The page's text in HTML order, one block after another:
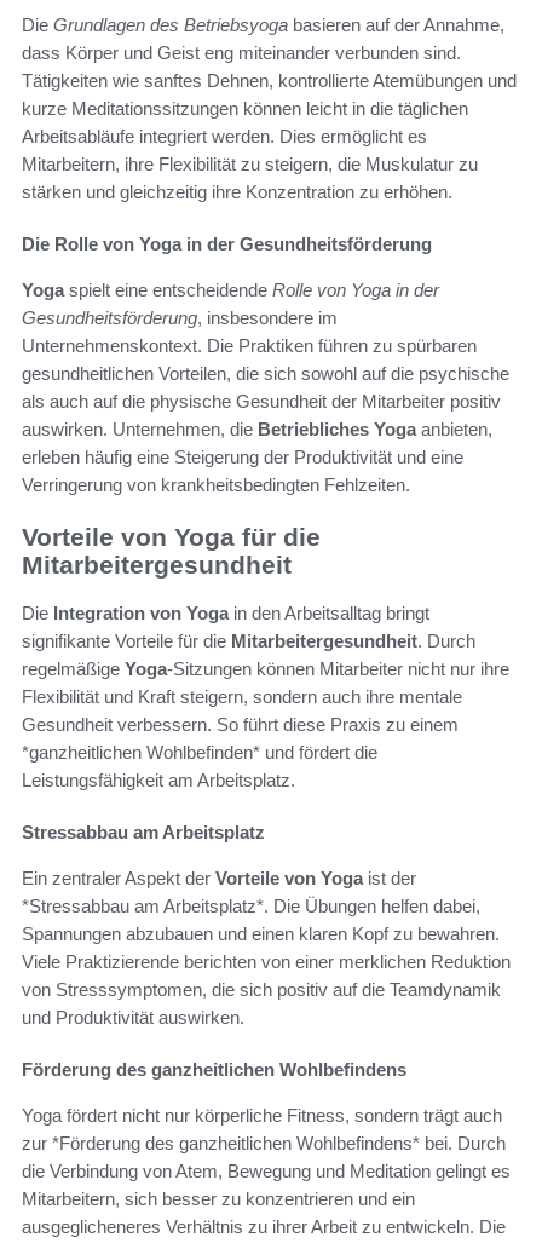
Die Grundlagen des Betriebsyoga basieren auf der Annahme,
dass Körper und Geist eng miteinander verbunden sind.
Tätigkeiten wie sanftes Dehnen, kontrollierte Atemübungen und
kurze Meditationssitzungen können leicht in die täglichen
Arbeitsabläufe integriert werden. Dies ermöglicht es
Mitarbeitern, ihre Flexibilität zu steigern, die Muskulatur zu
stärken und gleichzeitig ihre Konzentration zu erhöhen.
Die Rolle von Yoga in der Gesundheitsförderung
Yogaspielt eine entscheidende Rolle von Yoga in der
Gesundheitsförderung, insbesondere im
Unternehmenskontext. Die Praktiken führen zu spürbaren
gesundheitlichen Vorteilen, die sich sowohl auf die psychische
als auch auf die physische Gesundheit der Mitarbeiter positiv
auswirken. Unternehmen, die Betriebliches Yogaanbieten,
erleben häufig eine Steigerung der Produktivität und eine
Verringerung von krankheitsbedingten Fehlzeiten.
Vorteile von Yoga für die
Mitarbeitergesundheit
Die Integration von Yogain den Arbeitsalltag bringt
signifikante Vorteile für die Mitarbeitergesundheit. Durch
regelmäßige Yoga-Sitzungen können Mitarbeiter nicht nur ihre
Flexibilität und Kraft steigern, sondern auch ihre mentale
Gesundheit verbessern. So führt diese Praxis zu einem
*ganzheitlichen Wohlbefinden* und fördert die
Leistungsfähigkeit am Arbeitsplatz.
Stressabbau am Arbeitsplatz
Ein zentraler Aspekt der Vorteile von Yogaist der
*Stressabbau am Arbeitsplatz*. Die Übungen helfen dabei,
Spannungen abzubauen und einen klaren Kopf zu bewahren.
Viele Praktizierende berichten von einer merklichen Reduktion
von Stresssymptomen, die sich positiv auf die Teamdynamik
und Produktivität auswirken.
Förderung des ganzheitlichen Wohlbefindens
Yoga fördert nicht nur körperliche Fitness, sondern trägt auch
zur *Förderung des ganzheitlichen Wohlbefindens* bei. Durch
die Verbindung von Atem, Bewegung und Meditation gelingt es
Mitarbeitern, sich besser zu konzentrieren und ein
ausgeglicheneres Verhältnis zu ihrer Arbeit zu entwickeln. Die